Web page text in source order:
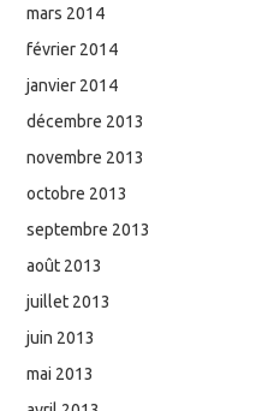
mars 2014
février 2014
janvier 2014
décembre 2013
novembre 2013
octobre 2013
septembre 2013
août 2013
juillet 2013
juin 2013
mai 2013